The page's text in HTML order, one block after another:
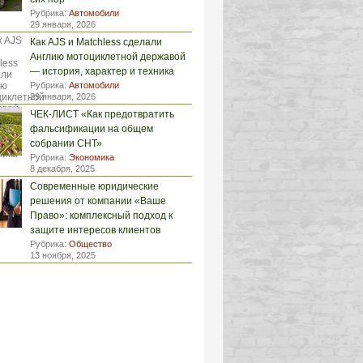
Рубрика: Автомобили
29 января, 2026
Как AJS и Matchless сделали
Англию мотоциклетной державой
— история, характер и техника
Рубрика: Автомобили
29 января, 2026
ЧЕК-ЛИСТ «Как предотвратить
фальсификации на общем
собрании СНТ»
Рубрика: Экономика
8 декабря, 2025
Современные юридические
решения от компании «Ваше
Право»: комплексный подход к
защите интересов клиентов
Рубрика: Общество
13 ноября, 2025